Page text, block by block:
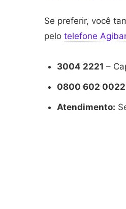
Se preferir, você
pelo telefone
3004 2221 –
0800 602 0022
Atendimento: